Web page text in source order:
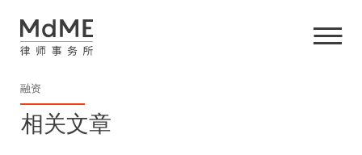
融资
相关文章